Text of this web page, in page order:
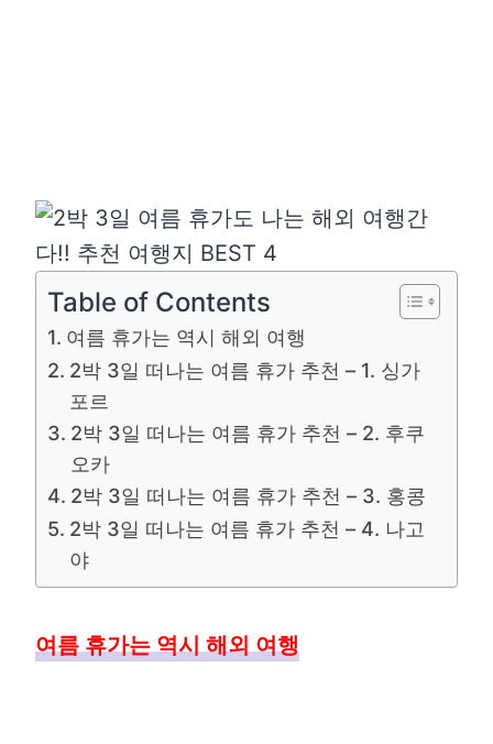
Table of Contents
여름 휴가는 역시 해외 여행
2박 3일 떠나는 여름 휴가 추천 – 1. 싱가
포르
2박 3일 떠나는 여름 휴가 추천 – 2. 후쿠
오카
2박 3일 떠나는 여름 휴가 추천 – 3. 홍콩
2박 3일 떠나는 여름 휴가 추천 – 4. 나고
야
여름 휴가는 역시 해외 여행